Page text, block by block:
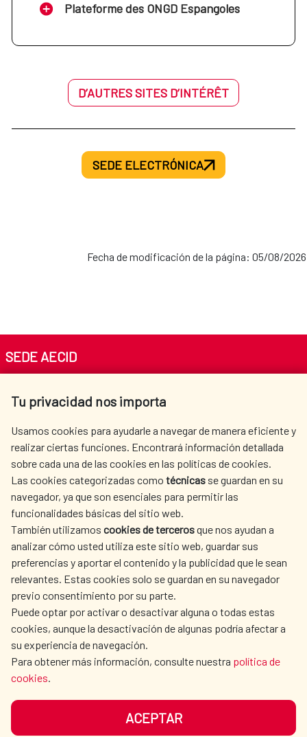
Plateforme des ONGD Espangoles
D’AUTRES SITES D’INTÉRÊT
SEDE ELECTRÓNICA
Fecha de modificación de la página: 05/08/2026
Tu privacidad nos importa
Usamos cookies para ayudarle a navegar de manera eficiente y
realizar ciertas funciones. Encontrará información detallada
sobre cada una de las cookies en las políticas de cookies.
Las cookies categorizadas como técnicas se guardan en su
navegador, ya que son esenciales para permitir las
funcionalidades básicas del sitio web.
También utilizamos cookies de tercerosque nos ayudan a
analizar cómo usted utiliza este sitio web, guardar sus
preferencias y aportar el contenido y la publicidad que le sean
relevantes. Estas cookies solo se guardan en su navegador
previo consentimiento por su parte.
Puede optar por activar o desactivar alguna o todas estas
cookies, aunque la desactivación de algunas podría afectar a
su experiencia de navegación.
Para obtener más información, consulte nuestra política de
cookies.
ACEPTAR
SEDE AECID
Tel. +34 900 20 30 54​​​​​​​
AECID
OÙ NOUS COOPÉRONS
L'ACTION HUMANITAIRE
ESPAGNOLE
SALLE DE PRESSE
CULTURE ET SCIENCE BIBLIOTHÈQUE
NOS RÉSEAUX SOCIAUX
PROTECTION DES DONNÉES